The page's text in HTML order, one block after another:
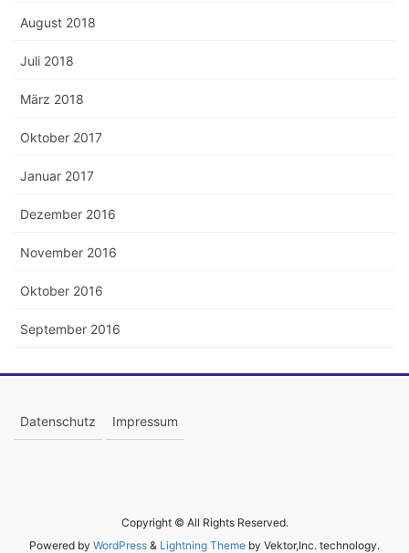
August 2018
Juli 2018
März 2018
Oktober 2017
Januar 2017
Dezember 2016
November 2016
Oktober 2016
September 2016
Datenschutz Impressum
Copyright © All Rights Reserved.
Powered by WordPress & Lightning Theme by Vektor,Inc. technology.